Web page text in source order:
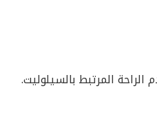
المرتبط بالسيلوليت.